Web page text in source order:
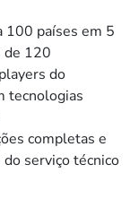
100 países em 5
de 120
do
tecnologias
completas e
serviço técnico